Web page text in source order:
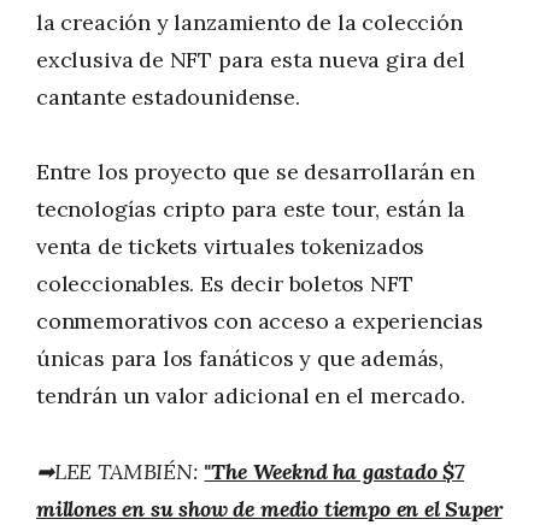
la creación y lanzamiento de la colección
exclusiva de NFT para esta nueva gira del
cantante estadounidense.
Entre los proyecto que se desarrollarán en
tecnologías cripto para este tour, están la
venta de tickets virtuales tokenizados
coleccionables. Es decir boletos NFT
conmemorativos con acceso a experiencias
únicas para los fanáticos y que además,
tendrán un valor adicional en el mercado.
➡LEE TAMBIÉN: "The Weeknd ha gastado $7
millones en su show de medio tiempo en el Super